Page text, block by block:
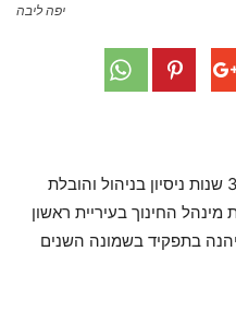
יפה ליבה
יפה ליבה, אשת חינוך עם מעל ל-30 שנות ניסיון בניהול והובלת
החינוך בעיריית ראשון
בתפקיד בשמונה השנים